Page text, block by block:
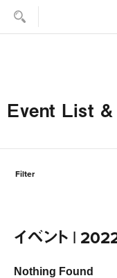
Event List
Filter
イベント |
Nothing Found